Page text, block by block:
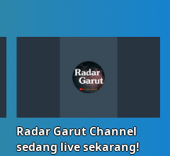
Radar Garut Channel
sedang live sekarang!